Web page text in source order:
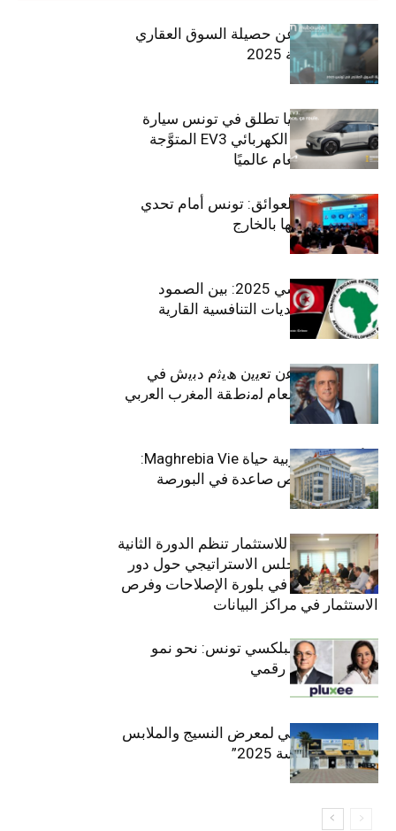
مبوب تكشف عن حصيلة السوق العقاري
في تونس لسنة 2025
سيتي كارز – كيا تطلق في تونس سيارة
الـدفع الرباعي الكهربائي EV3 المتوَّجة
بلقب سيارة العام عالميًا
بين الطموح والعوائق: تونس أمام تحدي
استعادة كفاءاتها بالخارج
الاقتصاد التونسي 2025: بين الصمود
الاجتماعي وتحديات التنافسية القارية
ﺗﯾﺗرا ﺑﺎك ﺗﻌﻠن ﻋن ﺗﻌﯾﯾن ھﯾﺛم دﺑﯾش ﻓﻲ
ﻣﻧﺻب اﻟﻣدﯾر اﻟﻌﺎم ﻟﻣﻧطﻘﺔ اﻟﻣﻐرب اﻟﻌرﺑﻲ
وﻏرب أﻓرﯾﻘﯾﺎ
التأمينات المغربية حياة Maghrebia Vie:
فاعل رائد بفرص صاعدة في البورصة
(+34.8%)
الهيئة التونسية للاستثمار تنظم الدورة الثانية
والعشرين للمجلس الاستراتيجي حول دور
القطاع الخاص في بلورة الإصلاحات وفرص
الاستثمار في مراكز البيانات
قيادة مزدوجة لبلكسي تونس: نحو نمو
متسارع وتحول رقمي
الافتتاح الرسمي لمعرض النسيج والملابس
“إنترتكس سوسة 2025”